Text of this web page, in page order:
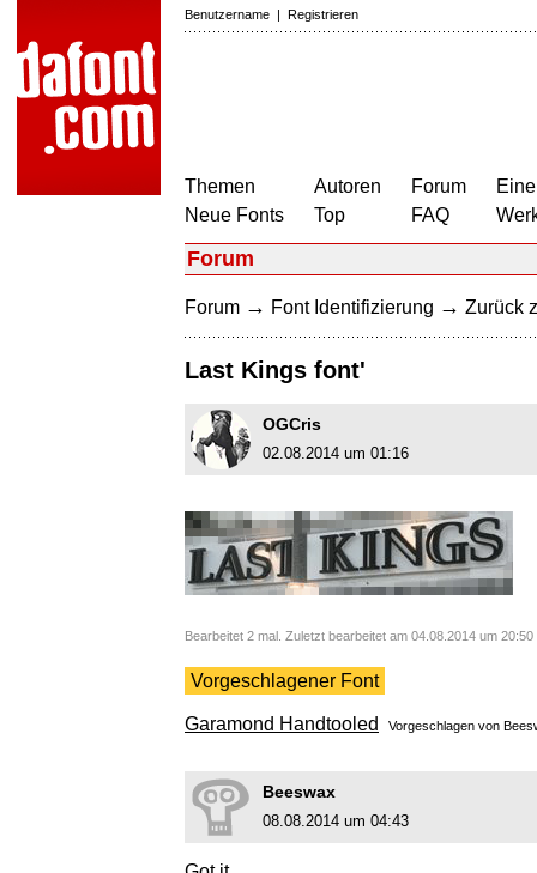
Benutzername | Registrieren
Themen
Neue Fonts
Autoren
Top
Forum
FAQ
Forum
Forum → Font Identifizierung → Zurück
Last Kings font'
OGCris
02.08.2014 um 01:16
Bearbeitet 2 mal. Zuletzt bearbeitet am 04.08.2014 um
Vorgeschlagener Font
Garamond Handtooled Vorgeschlagen von
Beeswax
08.08.2014 um 04:43